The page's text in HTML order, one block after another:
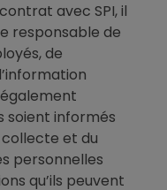
avec SPI, il
responsable de
de
soient informés
et du
personnelles
qu’ils peuvent